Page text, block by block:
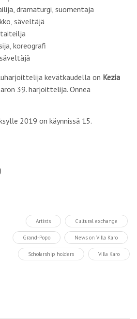
dramaturgi, suomentaja
säveltäjä
koreografi
kevätkaudella on Kezia
39. harjoittelija. Onnea
2019 on käynnissä 15.
Artists Cultural exchange
Grand-Popo News on Villa Karo
Scholarship holders Villa Karo